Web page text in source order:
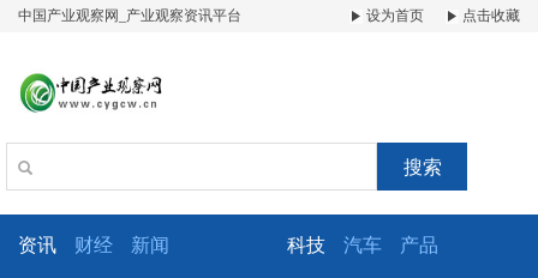
中国产业观察网_产业观察资讯平台 设为首页 点击收藏
搜索
资讯 财经 新闻 科技 汽车 产品